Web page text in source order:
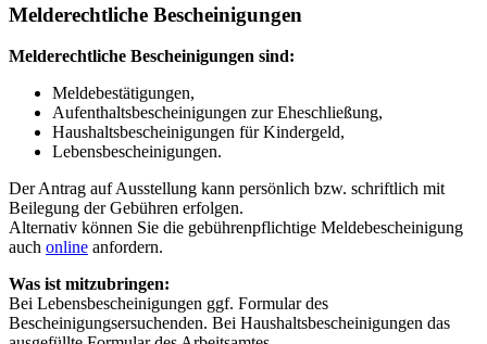
Melderechtliche Bescheinigungen
Melderechtliche Bescheinigungen sind:
Meldebestätigungen,
Aufenthaltsbescheinigungen zur Eheschließung,
Haushaltsbescheinigungen für Kindergeld,
Lebensbescheinigungen.
Der Antrag auf Ausstellung kann persönlich bzw. schriftlich mit
Beilegung der Gebühren erfolgen.
Alternativ können Sie die gebührenpflichtige Meldebescheinigung
auch online anfordern.
Was ist mitzubringen:
Bei Lebensbescheinigungen ggf. Formular des
Bescheinigungsersuchenden. Bei Haushaltsbescheinigungen das